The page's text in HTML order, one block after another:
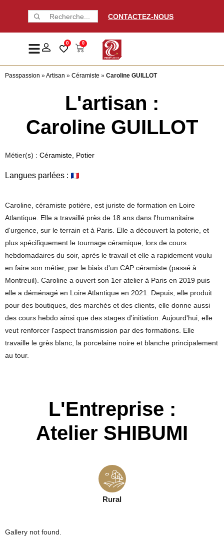
CONTACTEZ-NOUS
0 0
Passpassion »Artisan » Céramiste » Caroline GUILLOT
L'artisan :
Caroline GUILLOT
Métier(s) : Céramiste Potier
Langues parlées :
Caroline, céramiste potière, est juriste de formation en Loire
Atlantique. Elle a travaillé près de 18 ans dans l'humanitaire
d'urgence, sur le terrain et à Paris. Elle a découvert la poterie, et
plus spécifiquement le tournage céramique, lors de cours
hebdomadaires du soir, après le travail et elle a rapidement voulu
en faire son métier, par le biais d'un CAP céramiste (passé à
Montreuil). Caroline a ouvert son 1er atelier à Paris en 2019 puis
elle a déménagé en Loire Atlantique en 2021. Depuis, elle produit
pour des boutiques, des marchés et des clients, elle donne aussi
des cours hebdo ainsi que des stages d'initiation. Aujourd'hui, elle
veut renforcer l'aspect transmission par des formations. Elle
travaille le grès blanc, la porcelaine noire et blanche principalement
au tour.
Gallery not found.
L'Entreprise :
Atelier SHIBUMI
Rural